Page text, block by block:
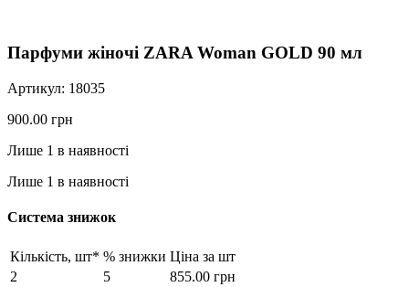
Парфуми жіночі ZARA Woman GOLD 90 мл
Артикул: 18035
900.00 грн
Лише 1 в наявності
Лише 1 в наявності
Система знижок
Кількість, шт* % знижки Ціна за шт
2
5 855.00 грн